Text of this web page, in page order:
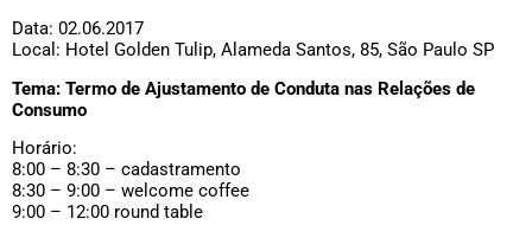
Data: 02.06.2017
Local: Hotel Golden Tulip, Alameda Santos, 85, São Paulo SP
Tema: Termo de Ajustamento de Conduta nas Relações de
Consumo
Horário:
8:00 – 8:30 – cadastramento
8:30 – 9:00 – welcome coffee
9:00 – 12:00 round table